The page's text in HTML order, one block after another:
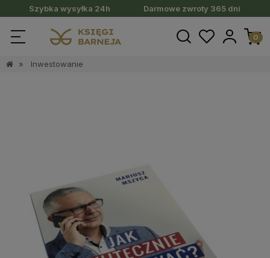
Szybka wysyłka 24h Darmowe zwroty 365 dni
» Inwestowanie